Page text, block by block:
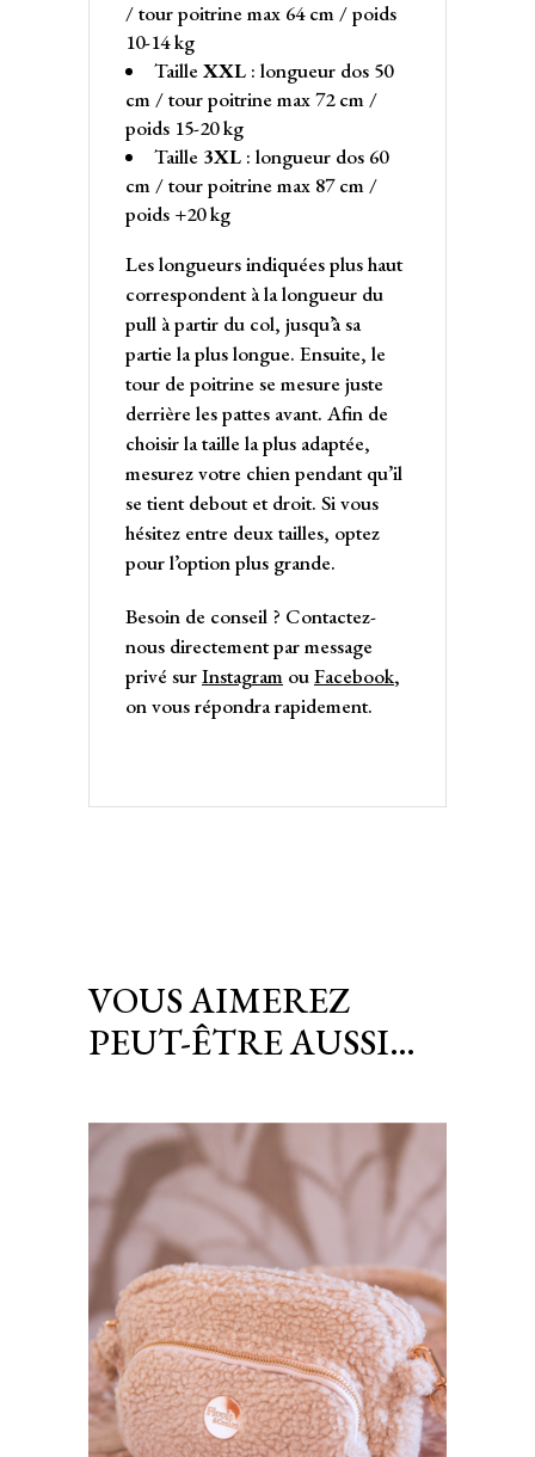
/ tour poitrine max 64 cm / poids
10-14 kg
TailleXXL : longueur dos 50
cm / tour poitrine max 72 cm /
poids 15-20 kg
Taille 3XL : longueur dos 60
cm / tour poitrine max 87 cm /
poids +20 kg
Les longueurs indiquées plus haut
correspondent à la longueur du
pull à partir du col, jusqu’à sa
partie la plus longue. Ensuite, le
tour de poitrine se mesure juste
derrière les pattes avant. Afin de
choisir la taille la plus adaptée,
mesurez votre chien pendant qu’il
se tient debout et droit. Si vous
hésitez entre deux tailles, optez
pour l’option plus grande.
Besoin de conseil ? Contactez-
nous directement par message
privé surInstagram ouFacebook,
on vous répondra rapidement.
VOUS AIMEREZ
PEUT-ÊTRE AUSSI…